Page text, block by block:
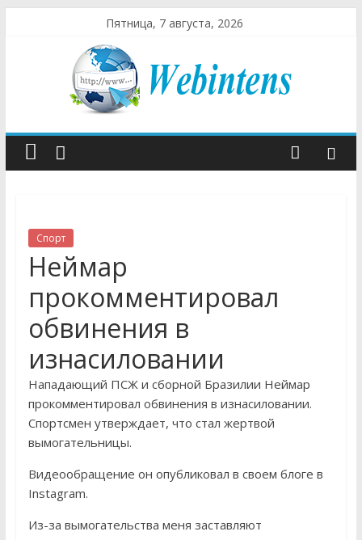
Пятница, 7 августа, 2026
Спорт
Неймар
прокомментировал
обвинения в
изнасиловании
Нападающий ПСЖ и сборной Бразилии Неймар
прокомментировал обвинения в изнасиловании.
Спортсмен утверждает, что стал жертвой
вымогательницы.
Видеообращение он опубликовал в своем блоге в
Instagram.
Из-за вымогательства меня заставляют